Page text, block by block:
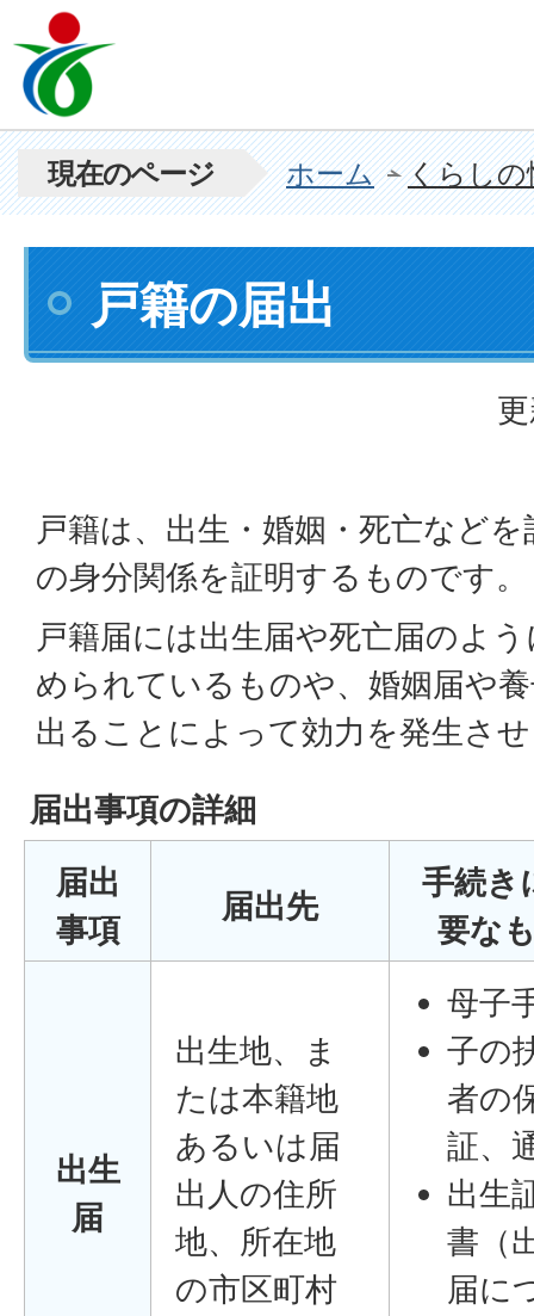
現在のページ ホーム くらしの
戸籍の届出
戸籍は、出生・婚姻・死亡など
の身分関係を証明するものです。
戸籍届には出生届や死亡届のよ
められているものや、婚姻届や
出ることによって効力を発生さ
届出事項の詳細
届出
事項
届出先
手続き
要な
出生
届
出生地、ま
たは本籍地
あるいは届
出人の住所
地、所在地
の市区町村
母子
子の
者の
証、
出生
書（
届に